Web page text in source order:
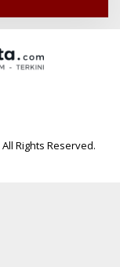
Rights Reserved.